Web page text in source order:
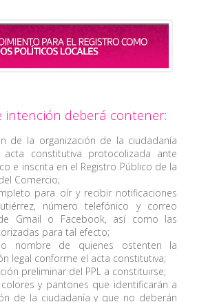
intención deberá contener:
de la organización de la ciudadanía
constitutiva protocolizada ante
e inscrita en el Registro Público de la
Comercio;
para oír y recibir notificaciones
número telefónico y correo
Gmail o Facebook, así como las
para tal efecto;
nombre de quienes ostenten la
legal conforme el acta constitutiva;
preliminar del PPL a constituirse;
y pantones que identificarán a
de la ciudadanía y que no deberán